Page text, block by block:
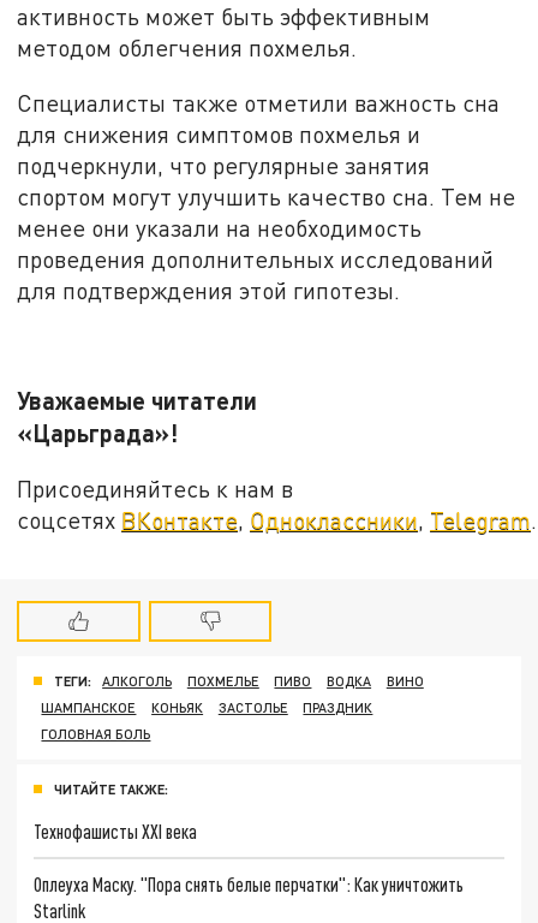
активность может быть эффективным
методом облегчения похмелья.
Специалисты также отметили важность сна
для снижения симптомов похмелья и
подчеркнули, что регулярные занятия
спортом могут улучшить качество сна. Тем не
менее они указали на необходимость
проведения дополнительных исследований
для подтверждения этой гипотезы.
Уважаемые читатели
«Царьграда»!
Присоединяйтесь к нам в
соцсетях ВКонтакте Одноклассники Telegram
ТЕГИ: АЛКОГОЛЬ ПОХМЕЛЬЕ ПИВО ВОДКА
ВИНО
ШАМПАНСКОЕ
КОНЬЯК ЗАСТОЛЬЕ
ПРАЗДНИК
ГОЛОВНАЯ БОЛЬ
ЧИТАЙТЕ ТАКЖЕ:
Технофашисты XXI века
Оплеуха Маску. "Пора снять белые перчатки": Как уничтожить
Starlink